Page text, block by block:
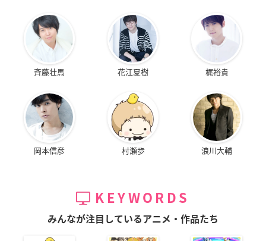
斉藤壮馬 花江夏樹 梶裕貴
岡本信彦 村瀬歩 浪川大輔
KEYWORDS
みんなが注目しているアニメ・作品たち